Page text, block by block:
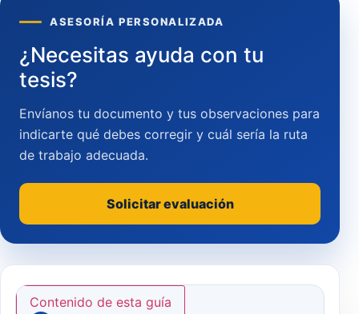
Contenido de esta guía
ASESORÍA PERSONALIZADA
¿Necesitas ayuda con tu
tesis?
Envíanos tu documento y tus observaciones para
indicarte qué debes corregir y cuál sería la ruta
de trabajo adecuada.
Solicitar evaluación